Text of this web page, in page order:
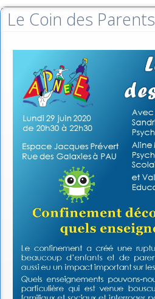
Le Coin des Parents